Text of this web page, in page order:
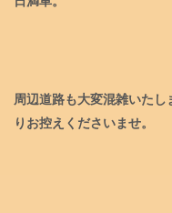
周辺道路も大変混雑いたし
りお控えくださいませ。